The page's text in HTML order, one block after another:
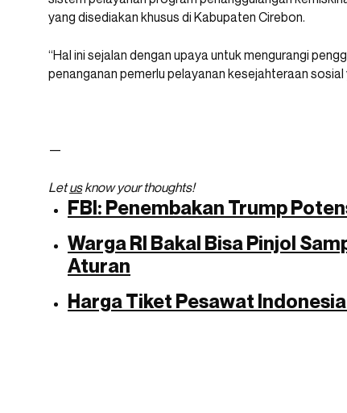
yang disediakan khusus di Kabupaten Cirebon.
“Hal ini sejalan dengan upaya untuk mengurangi
penanganan pemerlu pelayanan kesejahteraan
—
Letusknow your thoughts!
FBI: Penembakan Trump
Warga RI Bakal Bisa Pinjol
Aturan
Harga Tiket Pesawat